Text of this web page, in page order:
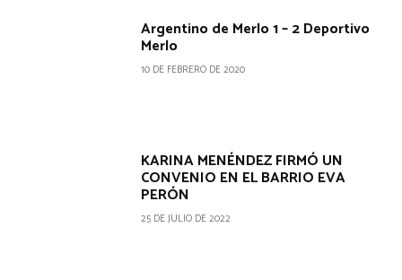
Argentino de Merlo 1 – 2 Deportivo
Merlo
10 DE FEBRERO DE 2020
KARINA MENÉNDEZ FIRMÓ UN
CONVENIO EN EL BARRIO EVA
PERÓN
25 DE JULIO DE 2022